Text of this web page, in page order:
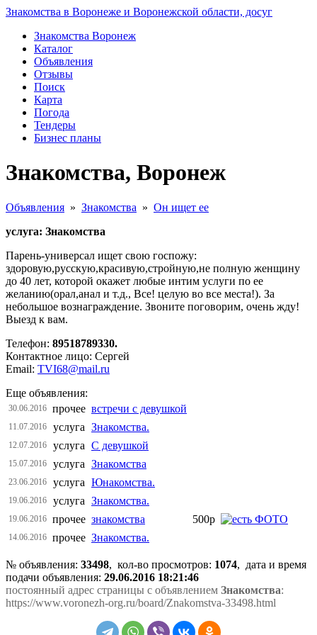
Знакомства в Воронеже и Воронежской области, досуг
Знакомства Воронеж
Каталог
Объявления
Отзывы
Поиск
Карта
Погода
Тендеры
Бизнес планы
Знакомства, Воронеж
Объявления » Знакомства » Он ищет ее
услуга: Знакомства
Парень-универсал ищет свою госпожу:
здоровую,русскую,красивую,стройную,не полную женщину
до 40 лет, которой окажет любые интим услуги по ее
желанию(орал,анал и т.д., Все! целую во все места!). За
небольшое вознаграждение. Звоните поговорим, очень жду!
Выезд к вам.
Телефон: 89518789330.
Контактное лицо: Сергей
Email: TVI68@mail.ru
Еще объявления:
30.06.2016 прочее встречи с девушкой
11.07.2016 услуга Знакомства.
12.07.2016 услуга С девушкой
15.07.2016 услуга Знакомства
23.06.2016 услуга Юнакомства.
19.06.2016 услуга Знакомства.
19.06.2016 прочее знакомства 500р
14.06.2016 прочее Знакомства.
№ объявления: 33498, кол-во просмотров: 1074, дата и время
подачи объявления: 29.06.2016 18:21:46
постоянный адрес страницы с объявлением Знакомства:
https://www.voronezh-org.ru/board/Znakomstva-33498.html